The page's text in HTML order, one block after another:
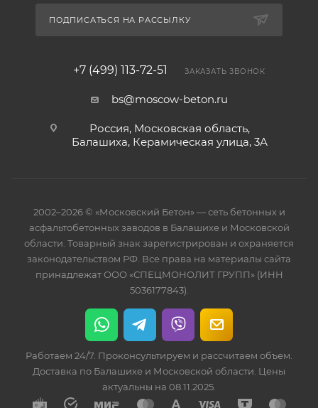
ПОДПИСАТЬСЯ НА РАССЫЛКУ
+7 (499) 113-72-51 ЗАКАЗАТЬ ЗВОНОК
bs@moscow-beton.ru
Россия, Московская область,
Балашиха, Керамическая улица, 3А
2002–2026 © «Московский Бетон» — сеть бетонных и
асфальтобетонных заводов в Балашихе и Московской
области. Товарный знак зарегистрирован и охраняется
законодательством РФ. Все права на материалы сайта
принадлежат ООО «СПЕЦМОНОЛИТ ГРУПП» (ИНН
5036177843).
Работаем 24/7. Проконсультируем и рассчитаем объем.
Доставка по Балашихе и Московской области. Цены
актуальны на 08.11.2025.